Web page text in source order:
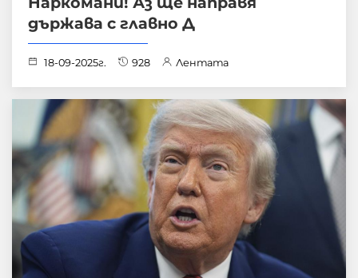
държава с главно Д
18-09-2025г. 928 Лентата